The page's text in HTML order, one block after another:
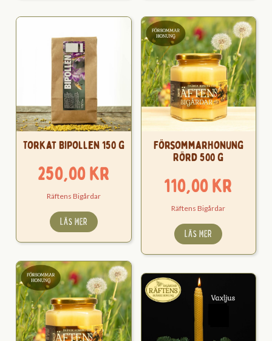
Torkat Bipollen 150 g
250,00kr
Räftens Bigårdar
LÄS MER
Försommarhonung
Rörd 500 g
110,00kr
Räftens Bigårdar
LÄS MER